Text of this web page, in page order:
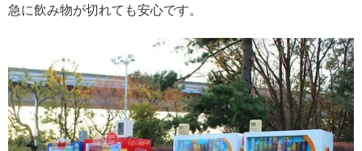
急に飲み物が切れても安心です。